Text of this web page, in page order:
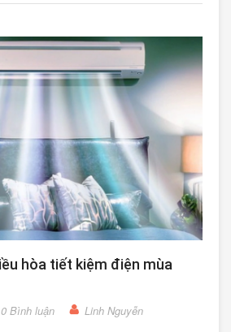
hòa tiết kiệm điện mùa
0 Bình luận
Linh Nguyễn